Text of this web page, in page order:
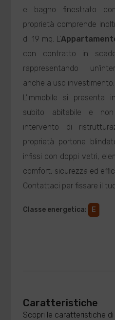
e bagno finestrato
proprietà comprende
di 19 mq. L'
con contratto in
rappresentando
anche a uso investimento.
L'immobile si presenta
subito abitabile e
intervento di
proprietà portone
infissi con doppi vetri,
comfort, sicurezza ed
Contattaci per fissare il
Classe energetica: E
Caratteristiche
Scopri le caratteristiche